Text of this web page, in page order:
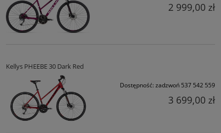
2 999,00 zł
Kellys PHEEBE 30 Dark Red
Dostępność: zadzwoń 537 542 559
3 699,00 zł